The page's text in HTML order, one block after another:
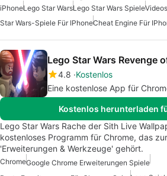
iPhoneLego Star WarsLego Star Wars Spiele
Star Wars-Spiele Für IPhoneCheat Engine Für
4.8 Kostenlos
Eine kostenlose App für
Kostenlos herunterladen
Lego Star Wars Rache der Sith Live
kostenloses Programm für Chrome, das
'Erweiterungen & Werkzeuge' gehört.
ChromeGoogle Chrome Erweiterungen Spiele